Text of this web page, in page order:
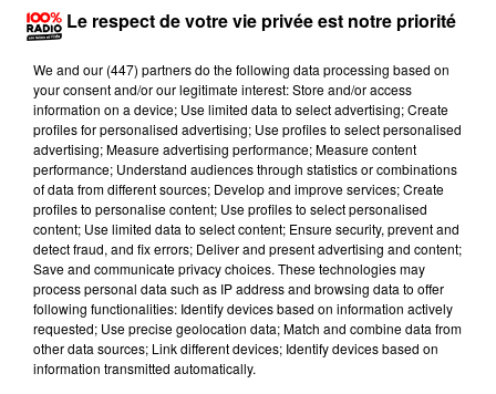
Lecture (1 min 14 sec)
100%
100% Radio l'agenda du Comminges
Le respect de votre vie privée est notre priorité
We and our (447) partnersdo the following data processing based on
your consent and/or our legitimate interest: Store and/or access
information on a device; Use limited data to select advertising; Create
profiles for personalised advertising; Use profiles to select personalised
advertising; Measure advertising performance; Measure content
performance; Understand audiences through statistics or combinations
of data from different sources; Develop and improve services; Create
profiles to personalise content; Use profiles to select personalised
content; Use limited data to select content; Ensure security, prevent and
detect fraud, and fix errors; Deliver and present advertising and content;
Save and communicate privacy choices. These technologies may
process personal data such as IP address and browsing data to offer
following functionalities: Identify devices based on information actively
requested; Use precise geolocation data; Match and combine data from
other data sources; Link different devices; Identify devices based on
information transmitted automatically.